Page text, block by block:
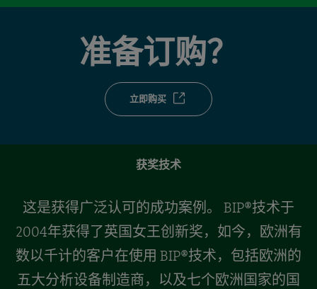
准备订购？
立即购买
获奖技术
这是获得广泛认可的成功案例。 BIP®技术于
2004年获得了英国女王创新奖，如今，欧洲有
数以千计的客户在使用 BIP®技术，包括欧洲的
五大分析设备制造商，以及七个欧洲国家的国